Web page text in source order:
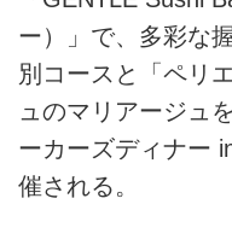
ー）」で、多彩な
別コースと「ペリ
ュのマリアージュ
ーカーズディナー
催される。